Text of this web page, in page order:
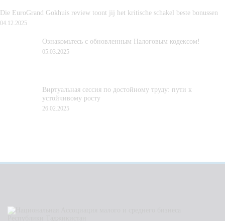
Die EuroGrand Gokhuis review toont jij het kritische schakel beste bonussen
04.12.2025
Ознакомьтесь с обновленным Налоговым кодексом!
05.03.2025
Виртуальная сессия по достойному труду: пути к
устойчивому росту
26.02.2025